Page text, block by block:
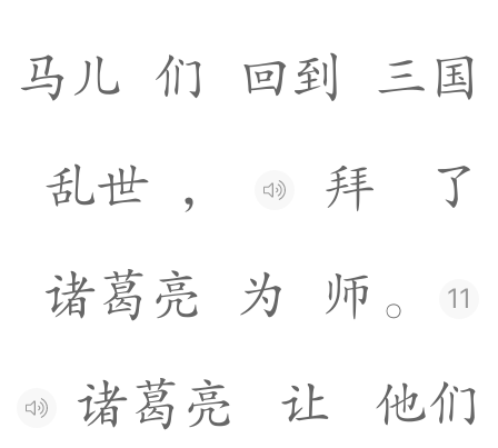
马儿 们 回到 三国
乱世 ， 拜
了
诸葛 亮 为 师 。 11
诸葛 亮 让 他们